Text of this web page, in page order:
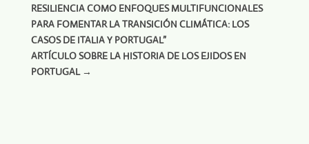
RESILIENCIA COMO ENFOQUES MULTIFUNCIONALES
PARA FOMENTAR LA TRANSICIÓN CLIMÁTICA: LOS
CASOS DE ITALIA Y PORTUGAL”
ARTÍCULO SOBRE LA HISTORIA DE LOS EJIDOS EN
PORTUGAL→